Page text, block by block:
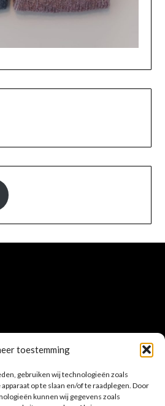
toestemming
gebruiken wij technologieën zoals
op te slaan en/of te raadplegen. Door
kunnen wij gegevens zoals